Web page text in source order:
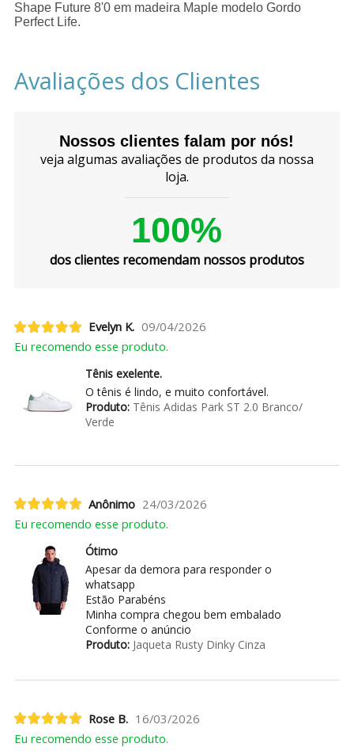
Shape Future 8'0 em madeira Maple modelo Gordo
Perfect Life.
Avaliações dos Clientes
Nossos clientes falam por nós!
veja algumas avaliações de produtos da nossa
loja.
100%
dos clientes recomendam nossos produtos
Evelyn K. 09/04/2026
Eu recomendo esse produto.
Tênis exelente.
O tênis é lindo, e muito confortável.
Produto:Tênis Adidas Park ST 2.0 Branco/
Verde
Anônimo 24/03/2026
Eu recomendo esse produto.
Ótimo
Apesar da demora para responder o
whatsapp
Estão Parabéns
Minha compra chegou bem embalado
Conforme o anúncio
Produto:Jaqueta Rusty Dinky Cinza
Rose B. 16/03/2026
Eu recomendo esse produto.